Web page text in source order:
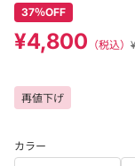
37％OFF
¥4,800 （税込）
再値下げ
カラー